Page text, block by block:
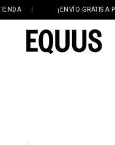
| ¡ENVÍO GRATIS A